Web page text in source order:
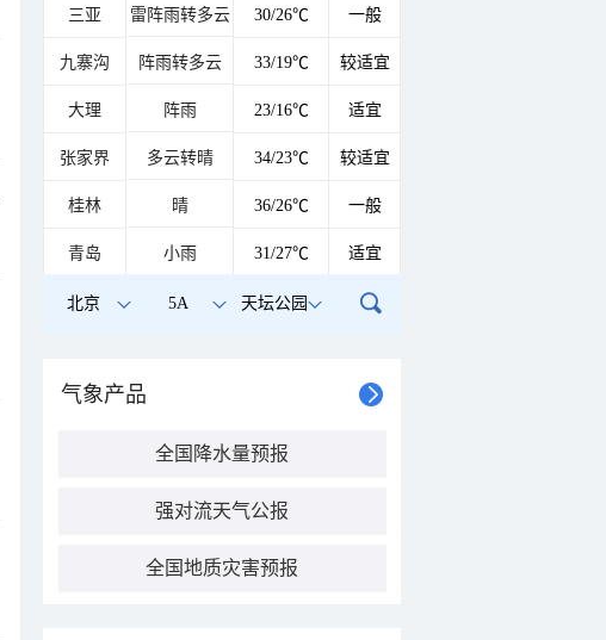
三亚 雷阵雨转多云 30/26℃ 一般
九寨沟 阵雨转多云 33/19℃ 较适宜
大理 阵雨 23/16℃ 适宜
张家界 多云转晴 34/23℃ 较适宜
桂林 晴 36/26℃ 一般
青岛 小雨 31/27℃ 适宜
北京 5A 天坛公园
气象产品
全国降水量预报
强对流天气公报
全国地质灾害预报